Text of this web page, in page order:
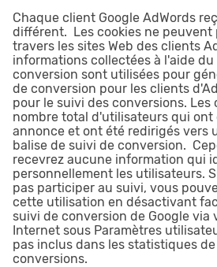
Chaque client Google AdWords
différent. Les cookies ne peuvent
travers les sites Web des clients
informations collectées à l'aide du
conversion sont utilisées pour
de conversion pour les clients
pour le suivi des conversions.
nombre total d'utilisateurs qui ont
annonce et ont été redirigés vers
balise de suivi de conversion.
recevrez aucune information qui
personnellement les utilisateurs.
pas participer au suivi, vous
cette utilisation en désactivant
suivi de conversion de Google
Internet sous Paramètres
pas inclus dans les statistiques
conversions.